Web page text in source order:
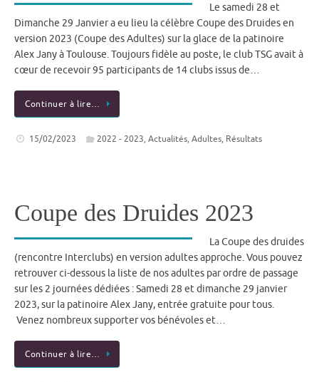
Le samedi 28 et
Dimanche 29 Janvier a eu lieu la célèbre Coupe des Druides en
version 2023 (Coupe des Adultes) sur la glace de la patinoire
Alex Jany à Toulouse. Toujours fidèle au poste, le club TSG avait à
cœur de recevoir 95 participants de 14 clubs issus de…
Continuer à lire…
15/02/2023 2022 - 2023,Actualités,Adultes, Résultats
Coupe des Druides 2023
La Coupe des druides
(rencontre Interclubs) en version adultes approche. Vous pouvez
retrouver ci-dessous la liste de nos adultes par ordre de passage
sur les 2 journées dédiées : Samedi 28 et dimanche 29 janvier
2023, sur la patinoire Alex Jany, entrée gratuite pour tous.
Venez nombreux supporter vos bénévoles et…
Continuer à lire…